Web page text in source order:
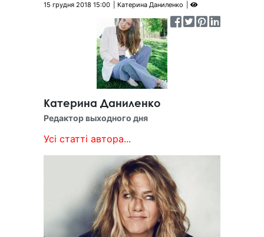
15 грудня 2018 15:00 Катерина Даниленко
Катерина Даниленко
Редактор выходного дня
Усі статті автора...